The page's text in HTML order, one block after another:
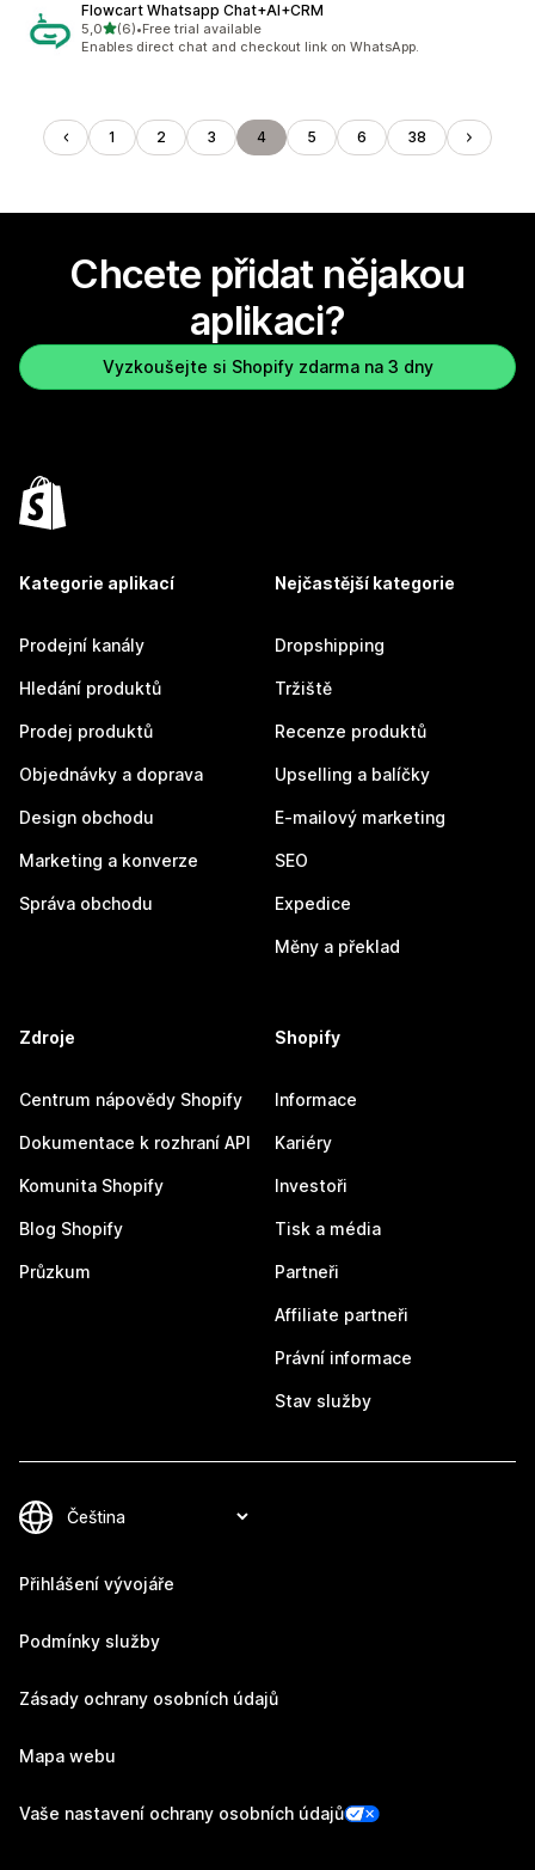
Flowcart Whatsapp Chat+AI+CRM
5,0z 5 hvězd
(6)
Celkový počet recenzí: 6
•Free trial available
Enables direct chat and checkout link on WhatsApp.
1 2 3 4 5 6 38
Chcete přidat nějakou
aplikaci?
Vyzkoušejte si Shopify zdarma na 3 dny
Kategorie aplikací
Prodejní kanály
Hledání produktů
Prodej produktů
Objednávky a doprava
Design obchodu
Marketing a konverze
Správa obchodu
Nejčastější kategorie
Dropshipping
Tržiště
Recenze produktů
Upselling a balíčky
E-mailový marketing
SEO
Expedice
Měny a překlad
Zdroje
Centrum nápovědy Shopify
Dokumentace k rozhraní API
Komunita Shopify
Blog Shopify
Průzkum
Shopify
Informace
Kariéry
Investoři
Tisk a média
Partneři
Affiliate partneři
Právní informace
Stav služby
Přihlášení vývojáře
Podmínky služby
Zásady ochrany osobních údajů
Mapa webu
Vaše nastavení ochrany osobních údajů